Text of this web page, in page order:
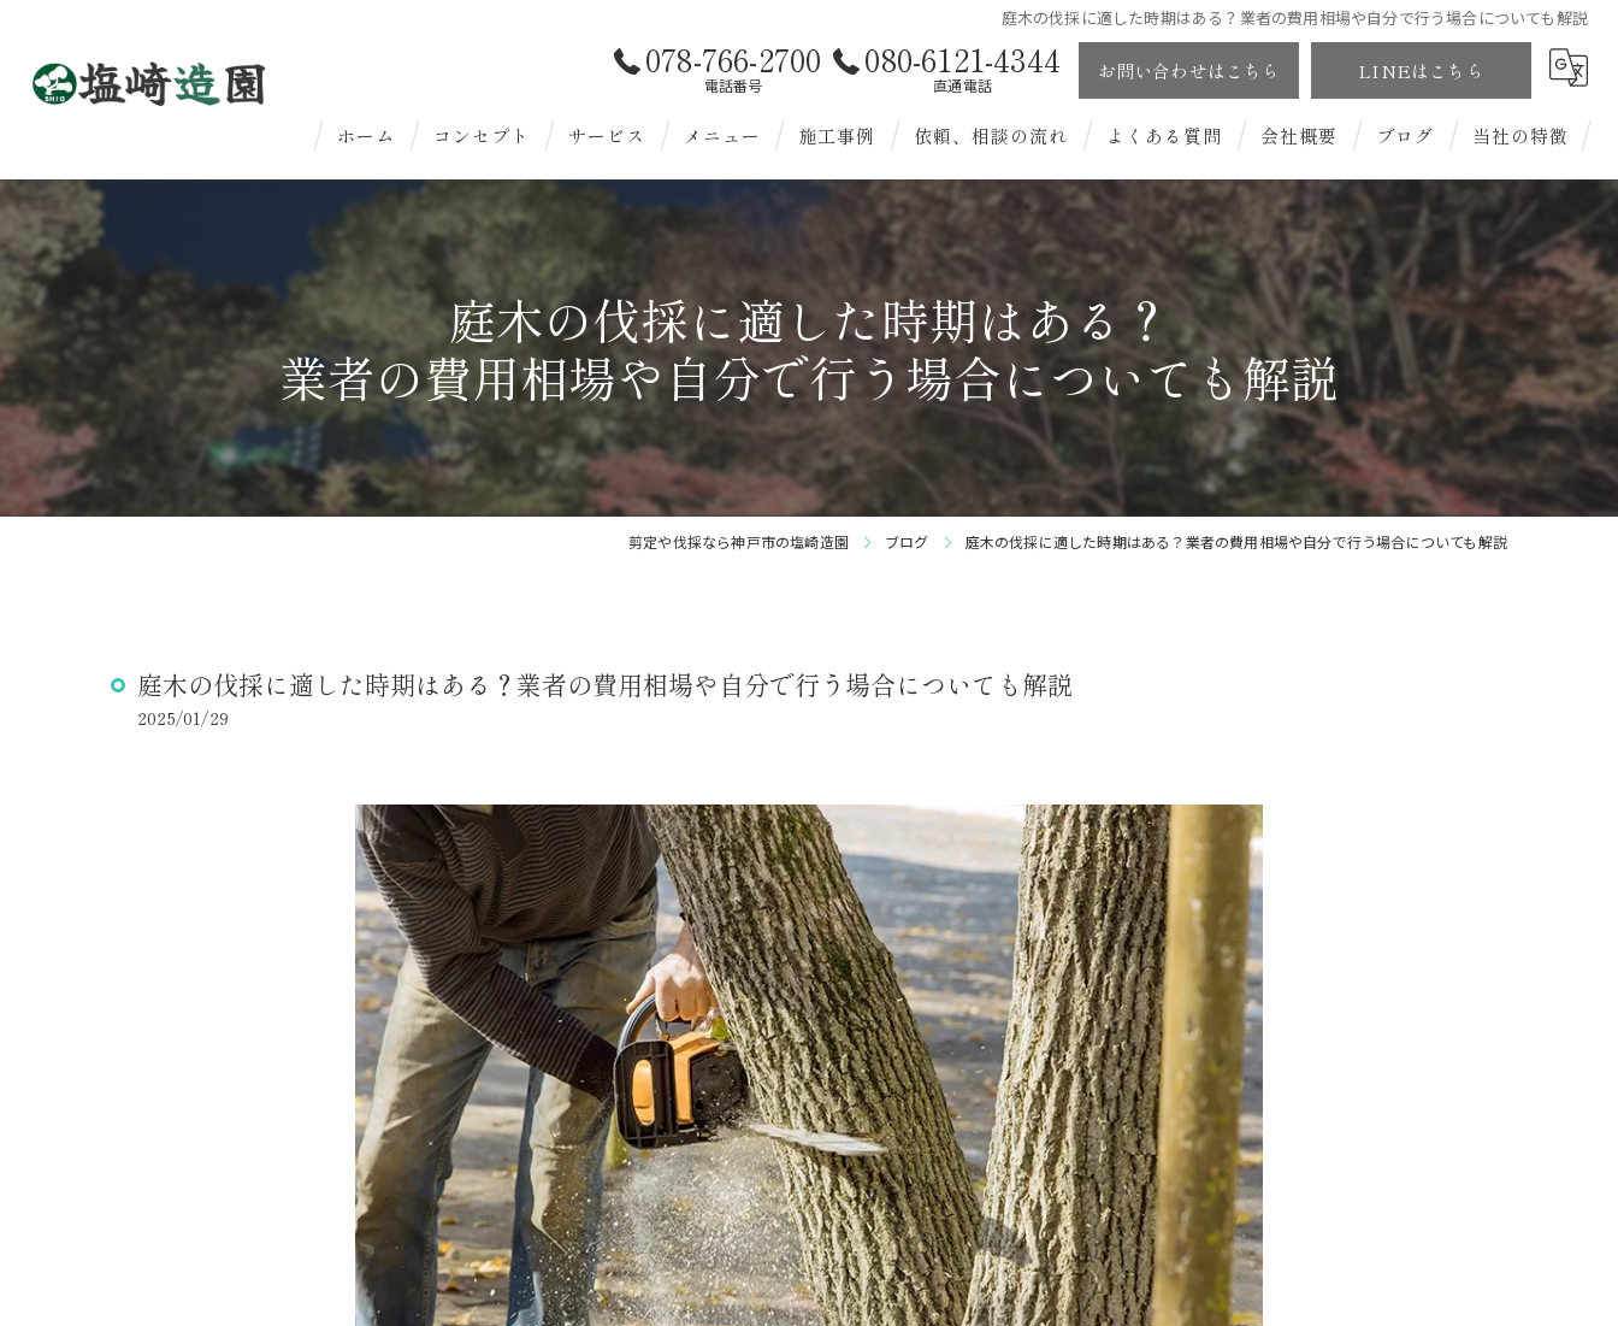
庭木の伐採に適した時期はある？業者の費用相場や自分で行う場合についても解説
078-766-2700
電話番号
080-6121-4344
直通電話
お問い合わせはこちら LINEはこちら
ホーム コンセプト
はじめてのお客様へ
サービス
剪定
伐採
除草
植替
雑草対策
庭園管理
メニュー 施工事例 依頼、相談の流れ よくある質問 会社概要 ブログ 当社の特徴
和風庭園
洋風庭園
庭木の伐採に適した時期はある？
業者の費用相場や自分で行う場合についても解説
剪定や伐採なら神戸市の塩崎造園 ブログ 庭木の伐採に適した時期はある？業者の費用相場や自分で行う場合についても解説
庭木の伐採に適した時期はある？業者の費用相場や自分で行う場合についても解説
2025/01/29